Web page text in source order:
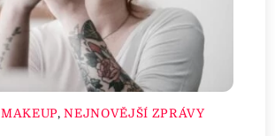
MAKEUP,NEJNOVĚJŠÍ ZPRÁVY